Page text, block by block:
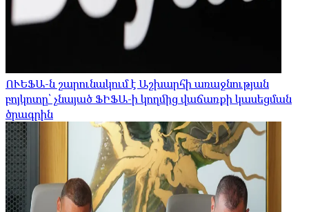
ՈՒԵՖԱ-ն շարունակում է Աշխարհի առաջնության
բոյկոտը՝ չնայած ՖԻՖԱ-ի կողմից վաճառքի կասեցման
ծրագրին